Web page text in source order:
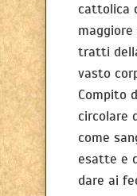
cattolica
tratti
vasto
Compito
circolare
come
esatte e
dare ai